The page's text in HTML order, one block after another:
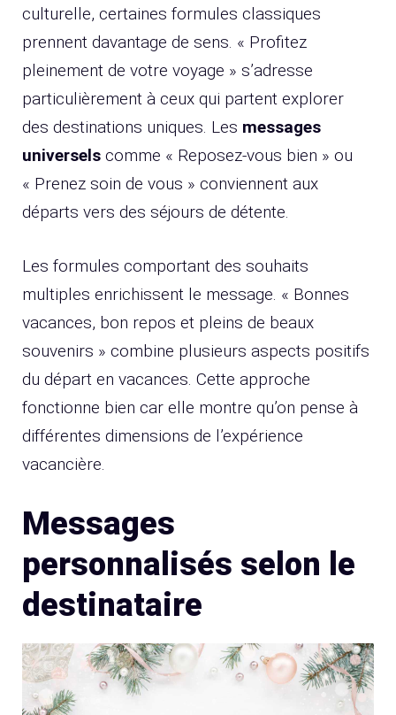
culturelle, certaines formules classiques
prennent davantage de sens. « Profitez
pleinement de votre voyage » s’adresse
particulièrement à ceux qui partent explorer
des destinations uniques. Les messages
universels comme « Reposez-vous bien » ou
« Prenez soin de vous » conviennent aux
départs vers des séjours de détente.
Les formules comportant des souhaits
multiples enrichissent le message. « Bonnes
vacances, bon repos et pleins de beaux
souvenirs » combine plusieurs aspects positifs
du départ en vacances. Cette approche
fonctionne bien car elle montre qu’on pense à
différentes dimensions de l’expérience
vacancière.
Messages
personnalisés selon le
destinataire